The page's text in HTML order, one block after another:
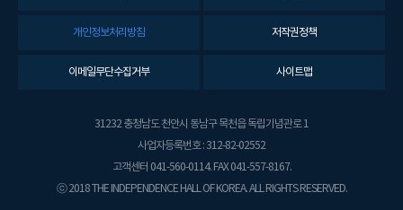
개인정보처리방침 저작권정책
이메일무단수집거부 사이트맵
31232 충청남도 천안시 동남구 목천읍 독립기념관로 1
사업자등록번호 : 312-82-02552
고객센터 041-560-0114. FAX 041-557-8167.
ⓒ 2018 THE INDEPENDENCE HALL OF KOREA. ALL RIGHTS RESERVED.